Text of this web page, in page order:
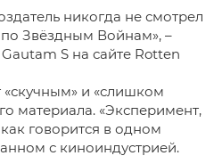
никогда не смотрел
Звёздным Войнам», –
S на сайте Rotten
и «слишком
материала. «Эксперимент,
говорится в одном
с киноиндустрией.